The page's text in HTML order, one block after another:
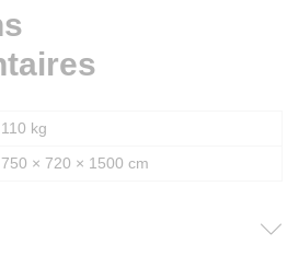
110 kg
750 × 720 × 1500 cm